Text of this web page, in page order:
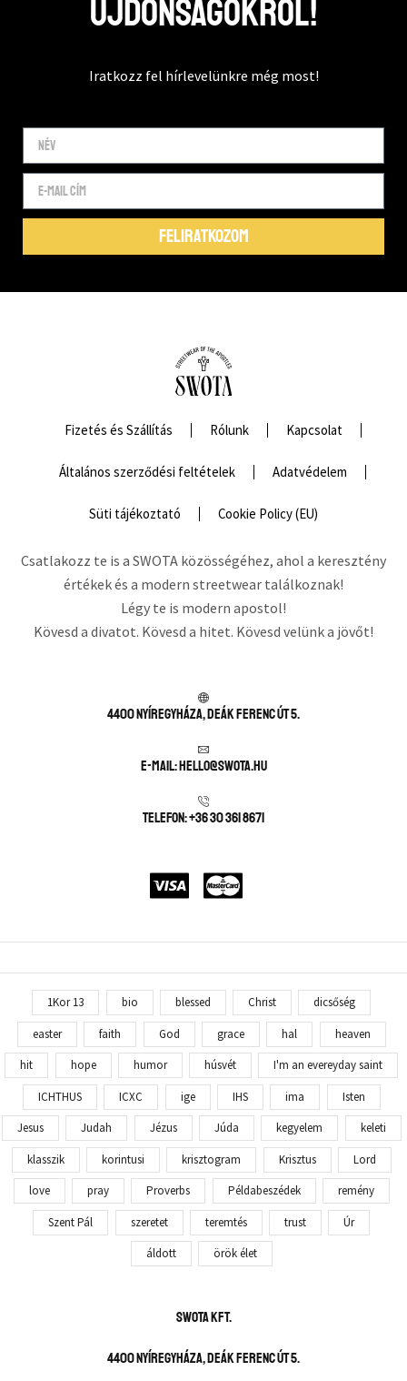
újdonságokról!
Iratkozz fel hírlevelünkre még most!
FELIRATKOZOM
Fizetés és Szállítás Rólunk Kapcsolat
Általános szerződési feltételek Adatvédelem
Süti tájékoztató Cookie Policy (EU)
Csatlakozz te is a SWOTA közösségéhez, ahol a keresztény
értékek és a modern streetwear találkoznak!
Légy te is modern apostol!
Kövesd a divatot. Kövesd a hitet. Kövesd velünk a jövőt!
4400 Nyíregyháza, Deák Ferenc út 5.
E-mail: hello@swota.hu
Telefon: +36 30 361 8671
1Kor 13 bio blessed Christ dicsőség
easter faith God grace hal heaven
hit hope humor húsvét I'm an evereyday saint
ICHTHUS ICXC ige IHS ima Isten
Jesus Judah Jézus Júda kegyelem keleti
klasszik korintusi krisztogram Krisztus Lord
love pray Proverbs Példabeszédek remény
Szent Pál szeretet teremtés trust Úr
áldott örök élet
SWOTA KFT.
4400 Nyíregyháza, Deák Ferenc út 5.